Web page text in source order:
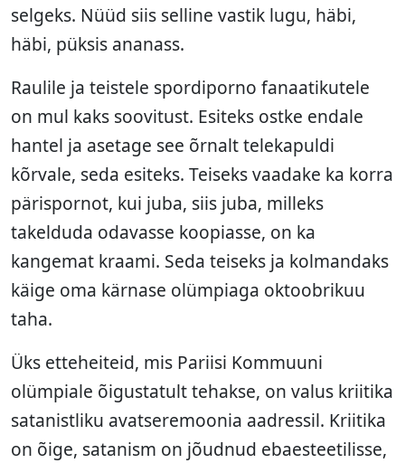
selgeks. Nüüd siis selline vastik lugu, häbi,
häbi, püksis ananass.
Raulile ja teistele spordiporno fanaatikutele
on mul kaks soovitust. Esiteks ostke endale
hantel ja asetage see õrnalt telekapuldi
kõrvale, seda esiteks. Teiseks vaadake ka korra
pärispornot, kui juba, siis juba, milleks
takelduda odavasse koopiasse, on ka
kangemat kraami. Seda teiseks ja kolmandaks
käige oma kärnase olümpiaga oktoobrikuu
taha.
Üks etteheiteid, mis Pariisi Kommuuni
olümpiale õigustatult tehakse, on valus kriitika
satanistliku avatseremoonia aadressil. Kriitika
on õige, satanism on jõudnud ebaesteetilisse,